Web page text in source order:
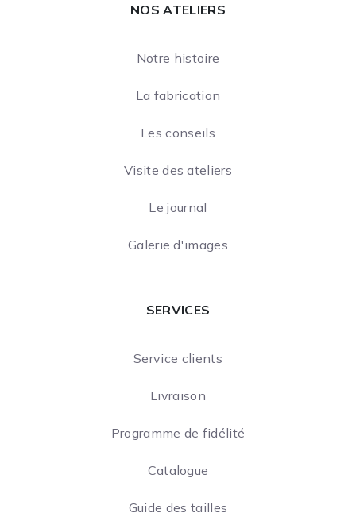
NOS ATELIERS
Notre histoire
La fabrication
Les conseils
Visite des ateliers
Le journal
Galerie d'images
SERVICES
Service clients
Livraison
Programme de fidélité
Catalogue
Guide des tailles